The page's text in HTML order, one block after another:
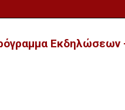
Εκδηλώσεων